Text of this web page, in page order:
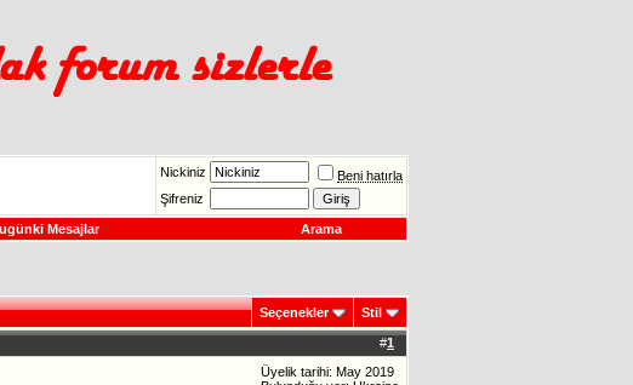
Nickiniz
Beni hatırla
Şifreniz
Mesajlar Arama
Seçenekler Stil
#1
Üyelik tarihi: May 2019